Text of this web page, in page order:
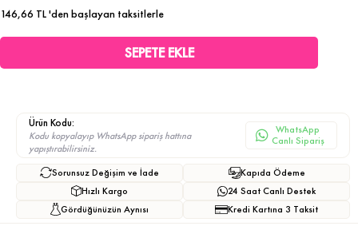
146,66 TL'den başlayan taksitlerle
Ürün Kodu:
Kodu kopyalayıp WhatsApp sipariş hattına
yapıştırabilirsiniz.
WhatsApp
Canlı Sipariş
Sorunsuz Değişim ve İade
Hızlı Kargo
Gördüğünüzün Aynısı
Kapıda Ödeme
24 Saat Canlı Destek
Kredi Kartına 3 Taksit